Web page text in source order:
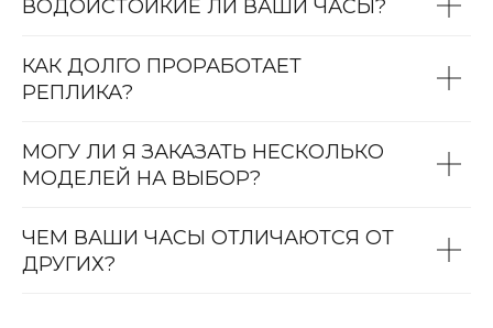
ВОДОЙСТОЙКИЕ ЛИ ВАШИ ЧАСЫ?
КАК ДОЛГО ПРОРАБОТАЕТ
РЕПЛИКА?
МОГУ ЛИ Я ЗАКАЗАТЬ НЕСКОЛЬКО
МОДЕЛЕЙ НА ВЫБОР?
ЧЕМ ВАШИ ЧАСЫ ОТЛИЧАЮТСЯ ОТ
ДРУГИХ?